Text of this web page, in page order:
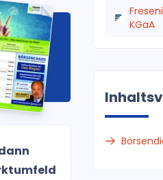
KGaA